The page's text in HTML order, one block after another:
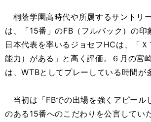
桐蔭学園高時代や所属するサントリ
は、「15番」のFB（フルバック）の印
日本代表を率いるジョセフHCは、「
能力）がある」と高く評価。６月の宮
は、WTBとしてプレーしている時間が
当初は「FBでの出場を強くアピール
のある15番へのこだわりを公言してい